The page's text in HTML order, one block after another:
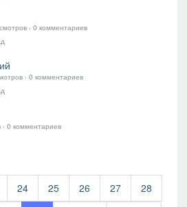
‧ 0 комментариев
‧ 0 комментариев
0 комментариев
24 25 26 27
28